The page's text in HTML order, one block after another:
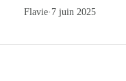
Flavie· 7 juin 2025